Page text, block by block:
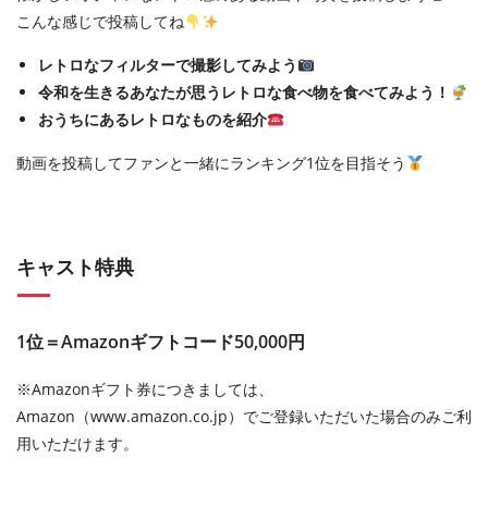
こんな感じで投稿してね
レトロなフィルターで撮影してみよう
令和を生きるあなたが思うレトロな食べ物を食べてみよう！
おうちにあるレトロなものを紹介
動画を投稿してファンと一緒にランキング1位を目指そう
キャスト特典
1位＝Amazonギフトコード50,000円
※Amazonギフト券につきましては、
Amazon（www.amazon.co.jp）でご登録いただいた場合のみご利
用いただけます。